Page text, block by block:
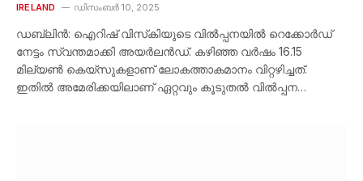
IRELAND ഡിസംബർ 10, 2025
ഡബ്ലിൻ: ഐറിഷ് വിസ്‌കിയുടെ വിൽപ്പനയിൽ റെക്കോർഡ്
നേട്ടം സ്വന്തമാക്കി അയർലൻഡ്. കഴിഞ്ഞ വർഷം 16.15
മില്യൺ കെയ്‌സുകളാണ് ലോകത്താകമാനം വിറ്റഴിച്ചത്.
ഇതിൽ അമേരിക്കയിലാണ് ഏറ്റവും കൂടുതൽ വിൽപ്പന…